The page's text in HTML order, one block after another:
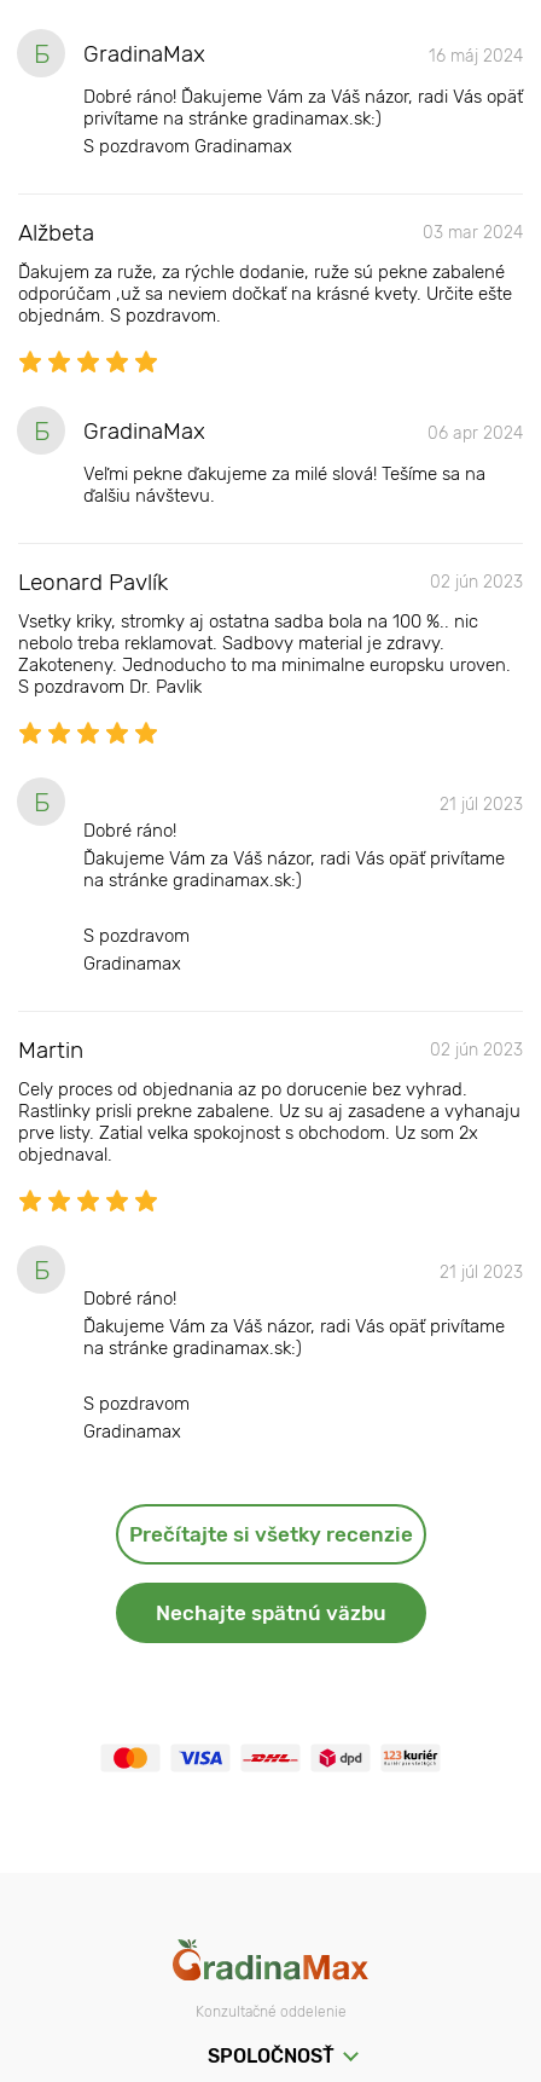
Б GradinaMax 16 máj 2024
Dobré ráno! Ďakujeme Vám za Váš názor, radi Vás opäť
privítame na stránke gradinamax.sk:)
S pozdravom Gradinamax
Alžbeta 03 mar 2024
Ďakujem za ruže, za rýchle dodanie, ruže sú pekne zabalené
odporúčam ,už sa neviem dočkať na krásné kvety. Určite ešte
objednám. S pozdravom.
Б GradinaMax 06 apr 2024
Veľmi pekne ďakujeme za milé slová! Tešíme sa na
ďalšiu návštevu.
Leonard Pavlík 02 jún 2023
Vsetky kriky, stromky aj ostatna sadba bola na 100 %.. nic
nebolo treba reklamovat. Sadbovy material je zdravy.
Zakoteneny. Jednoducho to ma minimalne europsku uroven.
S pozdravom Dr. Pavlik
Б 21 júl 2023
Dobré ráno!
Ďakujeme Vám za Váš názor, radi Vás opäť privítame
na stránke gradinamax.sk:)
S pozdravom
Gradinamax
Martin 02 jún 2023
Cely proces od objednania az po dorucenie bez vyhrad.
Rastlinky prisli prekne zabalene. Uz su aj zasadene a vyhanaju
prve listy. Zatial velka spokojnost s obchodom. Uz som 2x
objednaval.
Б 21 júl 2023
Dobré ráno!
Ďakujeme Vám za Váš názor, radi Vás opäť privítame
na stránke gradinamax.sk:)
S pozdravom
Gradinamax
Prečítajte si všetky recenzie
Nechajte spätnú väzbu
Konzultačné oddelenie
SPOLOČNOSŤ